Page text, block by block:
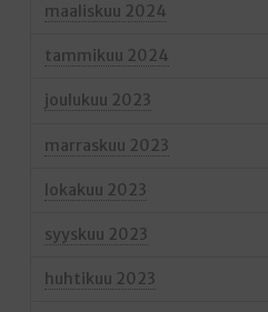
maaliskuu 2024
tammikuu 2024
joulukuu 2023
marraskuu 2023
lokakuu 2023
syyskuu 2023
huhtikuu 2023